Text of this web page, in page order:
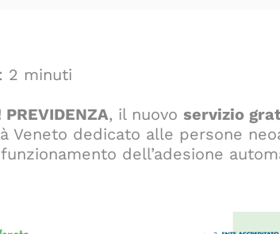
2 minuti
, il nuovo servizio
Veneto dedicato alle persone
dell’adesione